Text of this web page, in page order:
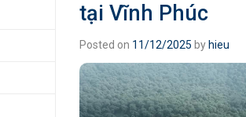
tại Vĩnh Phúc
Posted on 11/12/2025 by hieu